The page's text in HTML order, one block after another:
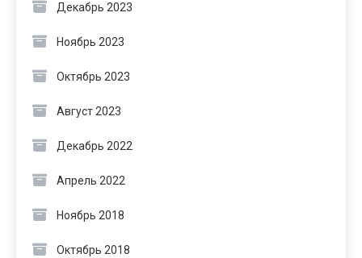
Декабрь 2023
Ноябрь 2023
Октябрь 2023
Август 2023
Декабрь 2022
Апрель 2022
Ноябрь 2018
Октябрь 2018